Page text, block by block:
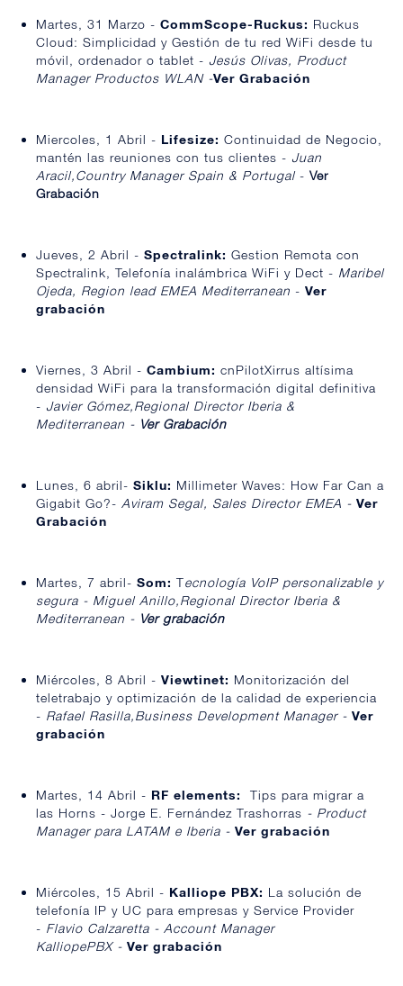
Martes, 31 Marzo - CommScope-Ruckus: Ruckus
Cloud: Simplicidad y Gestión de tu red WiFi desde tu
móvil, ordenador o tablet - Jesús Olivas, Product
Manager Productos WLAN -Ver Grabación
Miercoles, 1 Abril - Lifesize: Continuidad de Negocio,
mantén las reuniones con tus clientes - Juan
Aracil,Country Manager Spain & Portugal - Ver
Grabación
Jueves, 2 Abril - Spectralink: Gestion Remota con
Spectralink, Telefonía inalámbrica WiFi y Dect - Maribel
Ojeda, Region lead EMEA Mediterranean - Ver
grabación
Viernes, 3 Abril - Cambium: cnPilotXirrus altísima
densidad WiFi para la transformación digital definitiva
- Javier Gómez,Regional Director Iberia &
Mediterranean - Ver Grabación
Lunes, 6 abril- Siklu: Millimeter Waves: How Far Can a
Gigabit Go?- Aviram Segal, Sales Director EMEA - Ver
Grabación
Martes, 7 abril- Som: Tecnología VoIP personalizable y
segura - Miguel Anillo,Regional Director Iberia &
Mediterranean - Ver grabación
Miércoles, 8 Abril - Viewtinet: Monitorización del
teletrabajo y optimización de la calidad de experiencia
- Rafael Rasilla,Business Development Manager - Ver
grabación
Martes, 14 Abril - RF elements:
Tips para migrar a
las Horns - Jorge E. Fernández Trashorras - Product
Manager para LATAM e Iberia - Ver grabación
Miércoles, 15 Abril - Kalliope PBX: La solución de
telefonía IP y UC para empresas y Service Provider
- Flavio Calzaretta - Account Manager
KalliopePBX - Ver grabación